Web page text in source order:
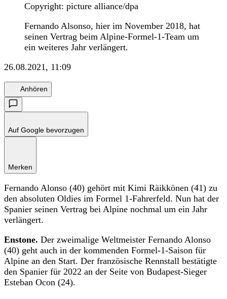
Copyright: picture alliance/dpa
Fernando Alsonso, hier im November 2018, hat
seinen Vertrag beim Alpine-Formel-1-Team um
ein weiteres Jahr verlängert.
26.08.2021, 11:09
Anhören
Auf Google bevorzugen
Merken
Fernando Alonso (40) gehört mit Kimi Räikkönen (41) zu
den absoluten Oldies im Formel 1-Fahrerfeld. Nun hat der
Spanier seinen Vertrag bei Alpine nochmal um ein Jahr
verlängert.
Enstone. Der zweimalige Weltmeister Fernando Alonso
(40) geht auch in der kommenden Formel-1-Saison für
Alpine an den Start. Der französische Rennstall bestätigte
den Spanier für 2022 an der Seite von Budapest-Sieger
Esteban Ocon (24).